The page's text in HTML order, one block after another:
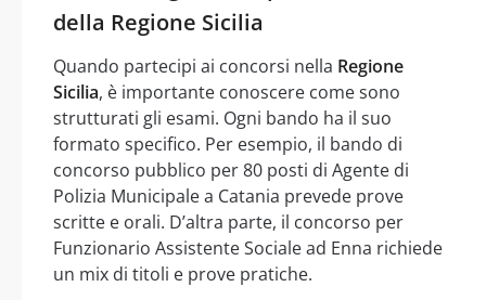
della Regione Sicilia
Quando partecipi ai concorsi nella Regione
Sicilia, è importante conoscere come sono
strutturati gli esami. Ogni bando ha il suo
formato specifico. Per esempio, il bando di
concorso pubblico per 80 posti di Agente di
Polizia Municipale a Catania prevede prove
scritte e orali. D’altra parte, il concorso per
Funzionario Assistente Sociale ad Enna richiede
un mix di titoli e prove pratiche.